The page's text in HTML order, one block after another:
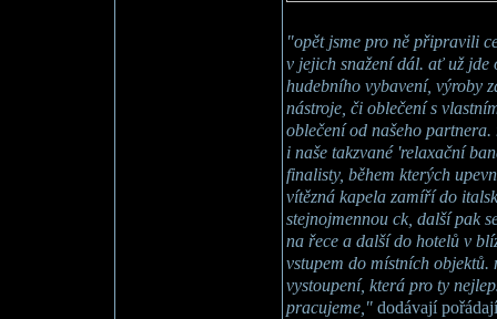
"opět jsme pro ně připravili
v jejich snažení dál. ať už
hudebního vybavení, výroby
nástroje, či oblečení s
oblečení od našeho
i naše takzvané 'relaxační
finalisty, během kterých
vítězná kapela zamíří do
stejnojmennou ck, další pak
na řece a další do hotelů v
vstupem do místních
vystoupení, která pro ty
pracujeme,"dodávají